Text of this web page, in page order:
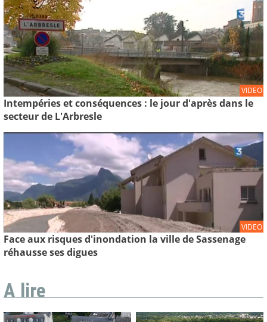
VIDEO
Intempéries et conséquences : le jour d'après dans le
secteur de L'Arbresle
VIDEO
Face aux risques d'inondation la ville de Sassenage
réhausse ses digues
A lire